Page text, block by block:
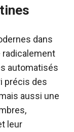
dans
automatisés
précis des
aussi une
leur